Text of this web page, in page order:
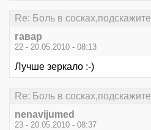
Re: Боль в сосках,подскажите
гавар
22 - 20.05.2010 - 08:13
Лучше зеркало :-)
Re: Боль в сосках,подскажите
nenavijumed
23 - 20.05.2010 - 08:37